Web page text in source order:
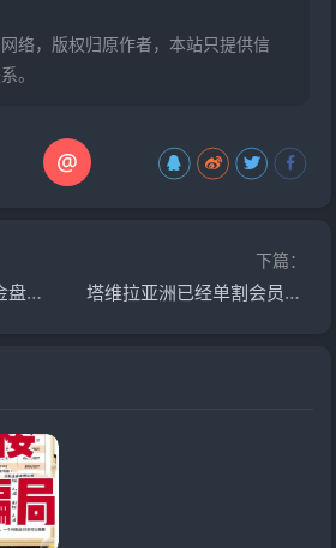
络，版权归原作者，本站只提供信
。
@
博股会股票跟单类资金盘骗局，大量单割会员，操盘手圈钱几千万，即将崩盘跑路！
下篇：
塔维拉亚洲已经单割会员，一轮圈资金盘骗局，高度预警远离